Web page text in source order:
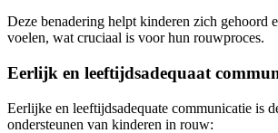
Deze benadering helpt kinderen zich gehoord
voelen, wat cruciaal is voor hun rouwproces.
Eerlijk en leeftijdsadequaat
Eerlijke en leeftijdsadequate communicatie is
ondersteunen van kinderen in rouw: